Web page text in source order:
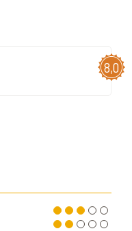
8,0